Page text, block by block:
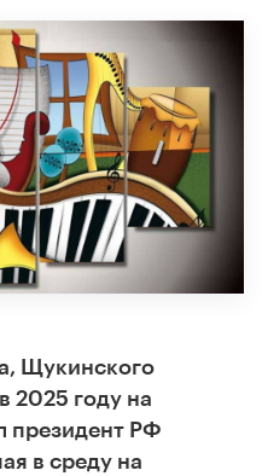
Щукинского
2025 году на
президент РФ
в среду на